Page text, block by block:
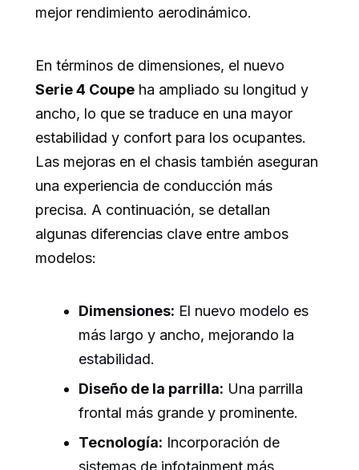
mejor rendimiento aerodinámico.
En términos de dimensiones, el nuevo
Serie 4 Coupe ha ampliado su longitud y
ancho, lo que se traduce en una mayor
estabilidad y confort para los ocupantes.
Las mejoras en el chasis también aseguran
una experiencia de conducción más
precisa. A continuación, se detallan
algunas diferencias clave entre ambos
modelos:
Dimensiones: El nuevo modelo es
más largo y ancho, mejorando la
estabilidad.
Diseño de la parrilla: Una parrilla
frontal más grande y prominente.
Tecnología: Incorporación de
sistemas de infotainment más